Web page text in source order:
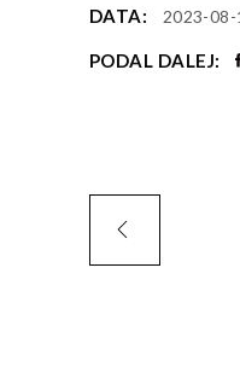
DATA: 2023-08-
PODAL DALEJ: